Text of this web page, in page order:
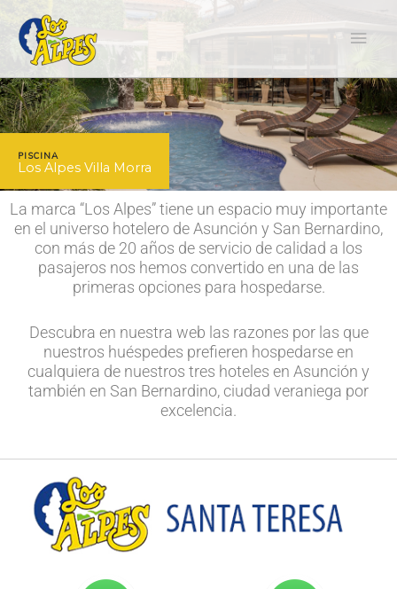
contenido
PISCINA
Los Alpes Villa Morra
La marca “Los Alpes” tiene un espacio muy importante
en el universo hotelero de Asunción y San Bernardino,
con más de 20 años de servicio de calidad a los
pasajeros nos hemos convertido en una de las
primeras opciones para hospedarse.
Descubra en nuestra web las razones por las que
nuestros huéspedes prefieren hospedarse en
cualquiera de nuestros tres hoteles en Asunción y
también en San Bernardino, ciudad veraniega por
excelencia.